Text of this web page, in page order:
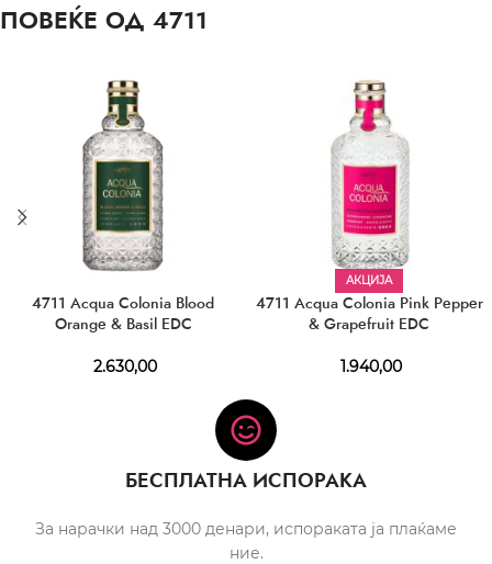
ПОВЕЌЕ ОД 4711
4711 Acqua Colonia Blood
Orange & Basil EDC
2.630,00
АКЦИЈА
4711 Acqua Colonia Pink Pepper
& Grapefruit EDC
1.940,00
БЕСПЛАТНА ИСПОРАКА
За нарачки над 3000 денари, испораката ја плаќаме
ние.